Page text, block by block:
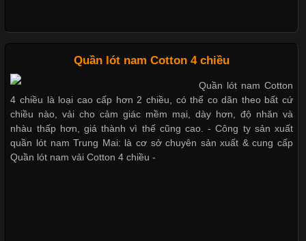
Không chỉ giúp tạo sự đồng bộ, áo thun
Chất Liệu Lycra Có Gì Đặc Biệt Trong Ngành Thời Trang?
Cập nhật 2026-05-27 17:03:46
Mẫu quần lót nam giá rẻ sốt hè 2017
Những mẩu quần lót nam thông dụng hiện nay
Bộ sưu tập quần lót nam Boxer TpHCM
Quần lót nam Cotton 4 chiều
Quần lót nam Cotton
4 chiều là loại cao cấp hơn 2 chiều, có thể co dãn theo bất cứ
chiều nào, vải cho cảm giác mềm mại, dày hơn, độ nhăn và
nhàu thấp hơn, giá thành vì thế cũng cao. - Công ty sản xuất
quần lót nam Trung Mai: là cơ sở chuyên sản xuất & cung cấp
Quần lót nam vải Cotton 4 chiều -